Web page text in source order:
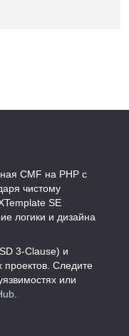
CMF на PHP с
чистому
SE
логики и дизайна
3-Clause) и
проектов. Следите
или